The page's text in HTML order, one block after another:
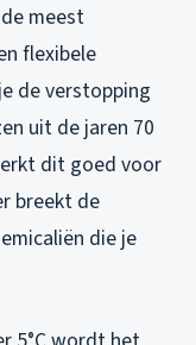
meest
flexibele
de verstopping
uit de jaren 70
dit goed voor
breekt de
die je